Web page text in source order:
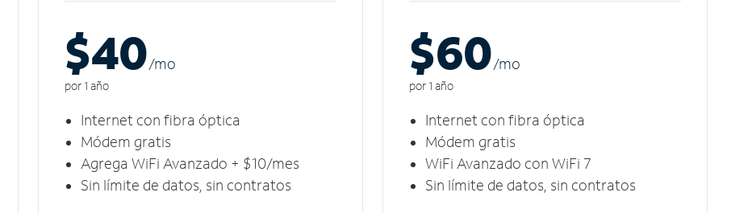
$40/mo
por 1 año
Internet con fibra óptica
Módem gratis
Agrega WiFi Avanzado + $10/mes
Sin límite de datos, sin contratos
$60/mo
por 1 año
Internet con fibra óptica
Módem gratis
WiFi Avanzado con WiFi 7
Sin límite de datos, sin contratos